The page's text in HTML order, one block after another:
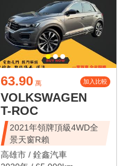
63.90 萬 加入比較
VOLKSWAGEN
T-ROC
2021年領牌頂級4WD全
景天窗R賴
高雄市 / 銓鑫汽車